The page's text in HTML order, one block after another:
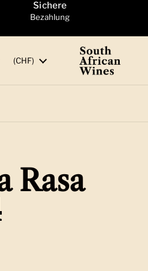
Sichere
Bezahlung
Land/Region
(CHF)
Rasa